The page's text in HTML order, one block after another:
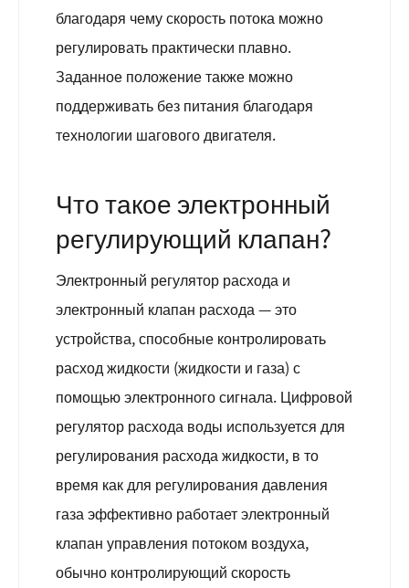
благодаря чему скорость потока можно
регулировать практически плавно.
Заданное положение также можно
поддерживать без питания благодаря
технологии шагового двигателя.
Что такое электронный
регулирующий клапан?
Электронный регулятор расхода и
электронный клапан расхода — это
устройства, способные контролировать
расход жидкости (жидкости и газа) с
помощью электронного сигнала. Цифровой
регулятор расхода воды используется для
регулирования расхода жидкости, в то
время как для регулирования давления
газа эффективно работает электронный
клапан управления потоком воздуха,
обычно контролирующий скорость